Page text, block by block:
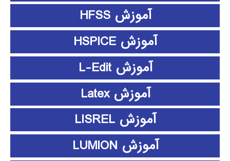
آموزش HFSS
آموزش HSPICE
آموزش L-Edit
آموزش Latex
آموزش LISREL
آموزش LUMION